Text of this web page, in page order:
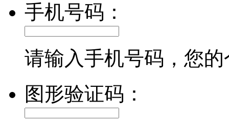
手机号码：
请输入手机号码，您
图形验证码：